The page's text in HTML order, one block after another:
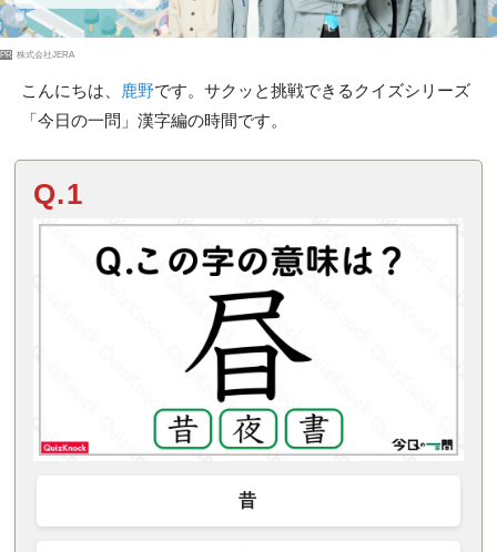
PR 株式会社JERA
こんにちは、 鹿野です。サクッと挑戦できるクイズシリーズ
「今日の一問」漢字編の時間です。
Q.1
昔